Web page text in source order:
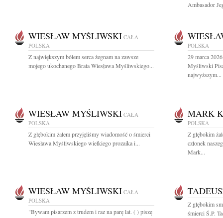
Ambasador
WIESŁAW MYŚLIWSKI CAŁA
POLSKA
Z największym bólem serca żegnam na zawsze
mojego ukochanego Brata Wiesława Myśliwskiego...
POLSKA
29 marca
Myśliwski
najwyższym...
WIESŁAW MYŚLIWSKI CAŁA
POLSKA
Z głębokim żalem przyjęliśmy wiadomość o śmierci
Wiesława Myśliwskiego wielkiego prozaika i...
MARK
POLSKA
Z głębokim
członek
Mark...
WIESŁAW MYŚLIWSKI CAŁA
POLSKA
"Bywam pisarzem z trudem i raz na parę lat. ( ) piszę
Z głębokim
śmierci Ś.P.